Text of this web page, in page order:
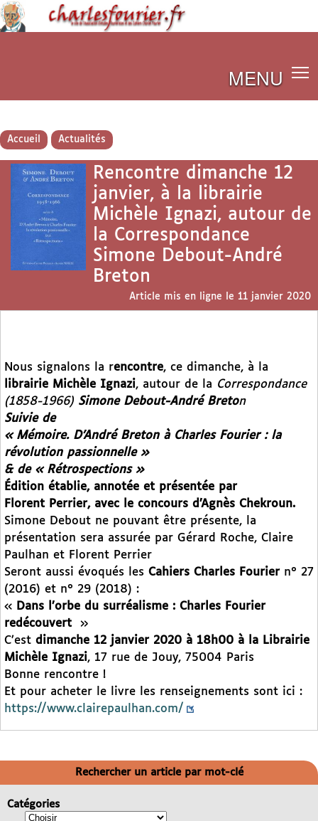
MENU
Accueil Actualités
Rencontre dimanche 12
janvier, à la librairie
Michèle Ignazi, autour de
la Correspondance
Simone Debout-André
Breton
Article mis en ligne le 11 janvier 2020
Nous signalons la rencontre, ce dimanche, à la
librairie Michèle Ignazi, autour de la Correspondance
(1858-1966) Simone Debout-André Breton
Suivie de
« Mémoire. D’André Breton à Charles Fourier : la
révolution passionnelle »
& de « Rétrospections »
Édition établie, annotée et présentée par
Florent Perrier, avec le concours d’Agnès Chekroun.
Simone Debout ne pouvant être présente, la
présentation sera assurée par Gérard Roche, Claire
Paulhan et Florent Perrier
Seront aussi évoqués les Cahiers Charles Fouriern° 27
(2016) et n° 29 (2018) :
« Dans l’orbe du surréalisme : Charles Fourier
redécouvert
»
C’est dimanche 12 janvier 2020 à 18h00 à la Librairie
Michèle Ignazi, 17 rue de Jouy, 75004 Paris
Bonne rencontre !
Et pour acheter le livre les renseignements sont ici :
https://www.clairepaulhan.com/
Rechercher un article par mot-clé
Catégories